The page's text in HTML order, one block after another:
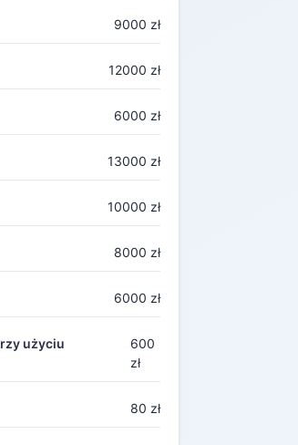
9000 zł
12000 zł
6000 zł
13000 zł
10000 zł
8000 zł
6000 zł
użyciu
600
zł
80 zł